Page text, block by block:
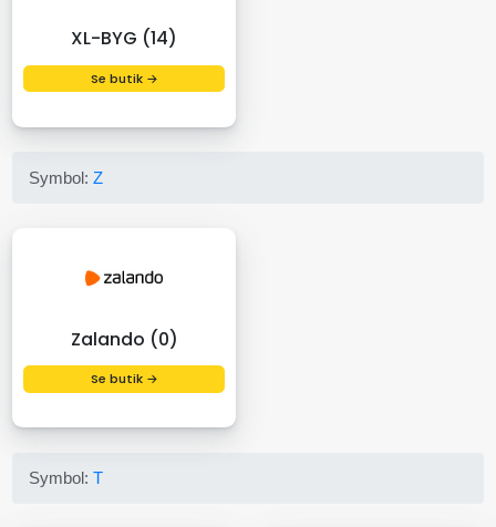
XL-BYG (14)
Se butik →
Symbol:Z
Zalando (0)
Se butik →
Symbol:T